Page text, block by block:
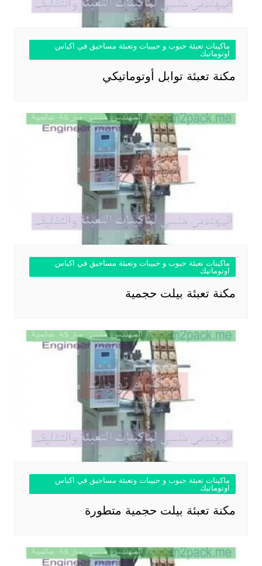
ماكينات تعبئة حبوب و حبيبات وتعبئة مساحيق في اكياس
اوتوماتيك
مكنة تعبئة توابل أوتوماتيكي
ماكينات تعبئة حبوب و حبيبات وتعبئة مساحيق في اكياس
اوتوماتيك
مكنة تعبئة بيلت حجمية
ماكينات تعبئة حبوب و حبيبات وتعبئة مساحيق في اكياس
اوتوماتيك
مكنة تعبئة بيلت حجمية متطورة